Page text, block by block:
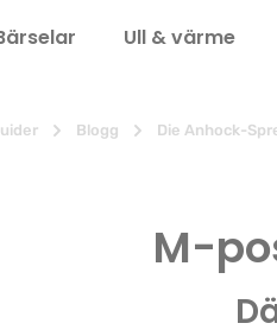
Ull & värme
Blogg Die Anhock-
M-